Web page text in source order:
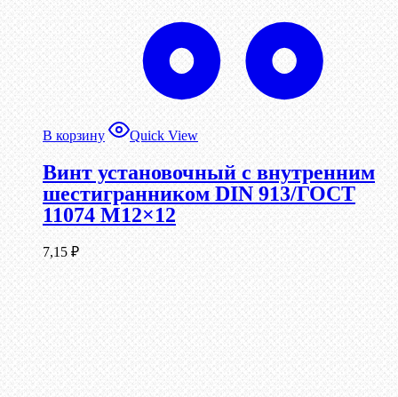
В корзину Quick View
Винт установочный с внутренним
шестигранником DIN 913/ГОСТ
11074 М12×12
7,15 ₽